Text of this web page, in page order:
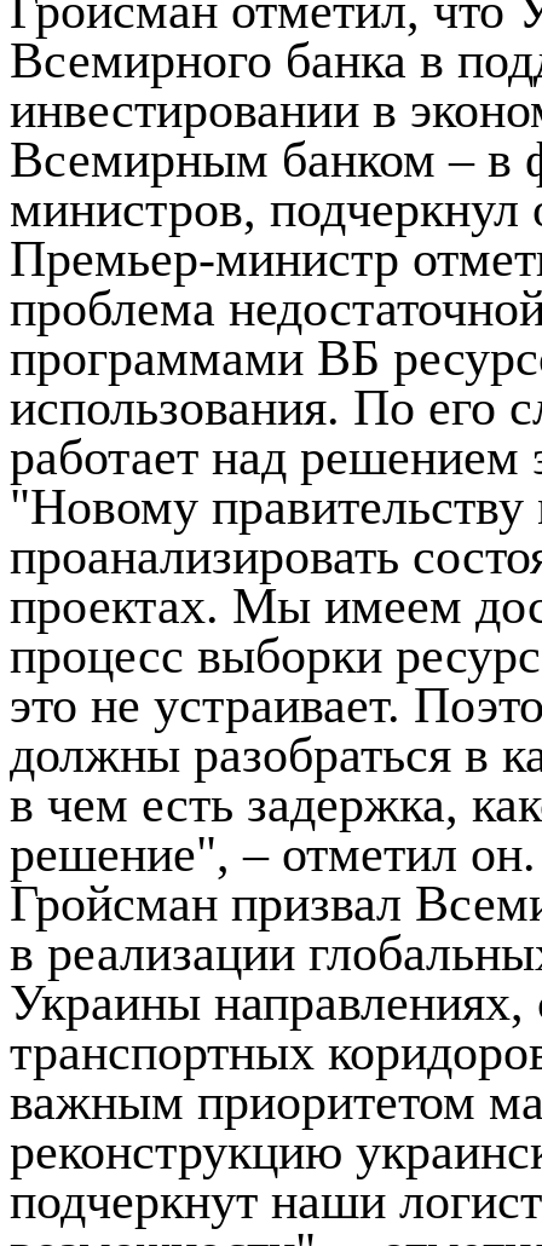
Всемирного банка в
инвестировании в
Всемирным банком – в
министров, подчеркнул
Премьер-министр
проблема
программами ВБ
использования. По его
работает над решением
"Новому правительству
проанализировать
проектах. Мы имеем
процесс выборки
это не устраивает.
должны разобраться в
в чем есть задержка,
решение", – отметил он.
Гройсман призвал
в реализации
Украины направлениях,
транспортных
важным приоритетом
реконструкцию
подчеркнут наши